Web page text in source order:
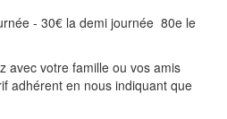
- 30€ la demi journée 80e le
avec votre famille ou vos amis
adhérent en nous indiquant que